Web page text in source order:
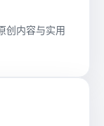
创内容与实用